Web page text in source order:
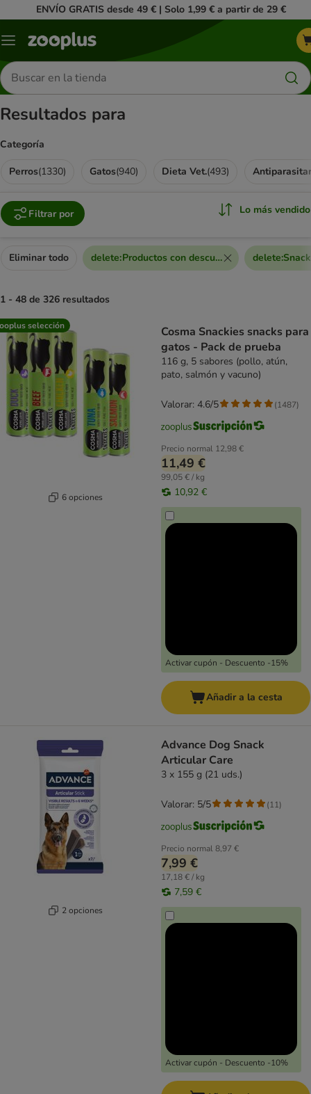
ENVÍO GRATIS desde 49 € | Solo 1,99 € a partir de 29 €
Menú
Buscar
productos
Resultados para
Categoría
Perros(1330) Gatos(940) Dieta Vet.(493)
Filtrar por Lo más vendido
Eliminar todo delete:Productos con descuento extradelete:
1 - 48 de 326 resultados
product items have been changed
selección
6 opciones
Cosma Snackies snacks para
gatos - Pack de prueba
116 g, 5 sabores (pollo, atún,
pato, salmón y vacuno)
Precio normal 12,98 €
11,49 €
99,05 € / kg
10,92 €
Activar cupón - Descuento -15%
Valorar: 4.6/5 (1487)
Añadir a la cesta
2 opciones
Advance Dog Snack
Articular Care
3 x 155 g (21 uds.)
Precio normal8,97 €
7,99 €
17,18 € / kg
7,59 €
Activar cupón - Descuento -10%
Valorar: 5/5 (11)